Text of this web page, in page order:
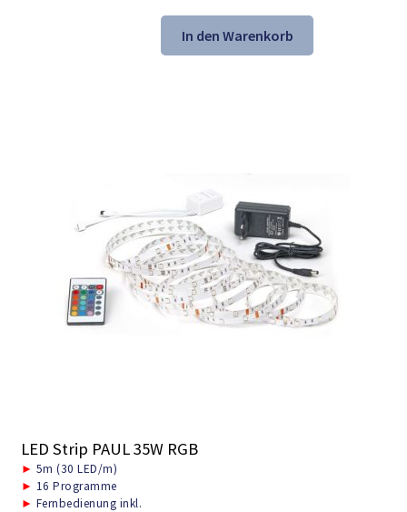
war:
31,46 €
ist:
20,98 €.
In den Warenkorb
LED Strip PAUL 35W RGB
► 5m (30 LED/m)
► 16 Programme
► Fernbedienung inkl.